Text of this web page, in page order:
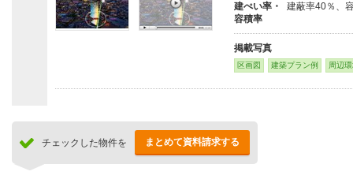
建ぺい率・
容積率
建蔽率40％、
掲載写真
区画図 建築プラン例 周辺
チェックした物件を まとめて資料請求する